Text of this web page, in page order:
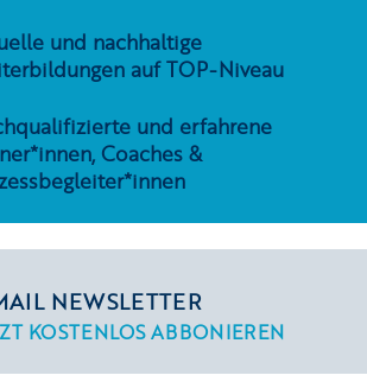
und nachhaltige
auf TOP-Niveau
und erfahrene
Coaches &
NEWSLETTER
KOSTENLOS ABBONIEREN